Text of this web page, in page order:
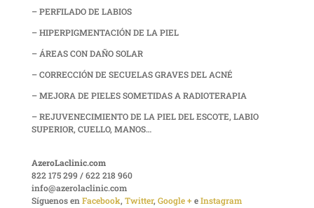
– PERFILADO DE LABIOS
– HIPERPIGMENTACIÓN DE LA PIEL
– ÁREAS CON DAÑO SOLAR
– CORRECCIÓN DE SECUELAS GRAVES DEL ACNÉ
– MEJORA DE PIELES SOMETIDAS A RADIOTERAPIA
– REJUVENECIMIENTO DE LA PIEL DEL ESCOTE, LABIO
SUPERIOR, CUELLO, MANOS…
AzeroLaclinic.com
822 175 299 / 622 218 960
info@azerolaclinic.com
Síguenos enFacebook, Twitter, Google +eInstagram